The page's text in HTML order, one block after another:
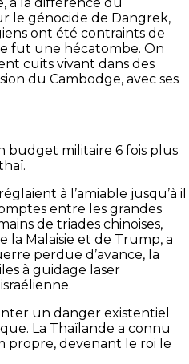
à la différence du
le génocide de Dangrek,
ont été contraints de
fut une hécatombe. On
cuits vivant dans des
du Cambodge, avec ses
budget militaire 6 fois plus
à l’amiable jusqu’à il
entre les grandes
de triades chinoises,
la Malaisie et de Trump, a
perdue d’avance, la
à guidage laser
un danger existentiel
La Thaïlande a connu
propre, devenant le roi le